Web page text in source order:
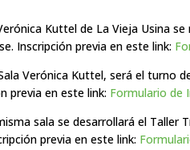
Kuttel de La Vieja Usina
Inscripción previa en este link:
Verónica Kuttel, será el turno
previa en este link: Formulario de
sala se desarrollará el Taller
previa en este link: